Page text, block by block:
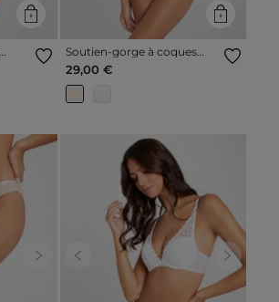
Soutien-gorge à coques
rose pale femme
29,00 €
Next Previous Next